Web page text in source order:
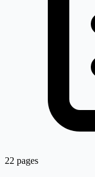
22 pages